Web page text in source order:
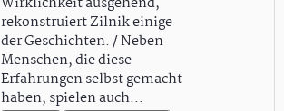
rekonstruiert Zilnik einige
der Geschichten. / Neben
Menschen, die diese
Erfahrungen selbst gemacht
haben, spielen auch…